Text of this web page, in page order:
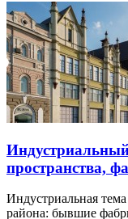
пространства,
Индустриальная
района: бывшие